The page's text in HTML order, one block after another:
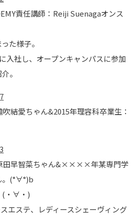
責任講師：Reiji Suenagaオンス
た様子。
入社し、オープンキャンパスに参加
。
結愛ちゃん&2015年理容科卒業生：
田早智菜ちゃん&××××年某専門学
。(°∀°)b
(・∀・)
エステ、レディースシェーヴィング